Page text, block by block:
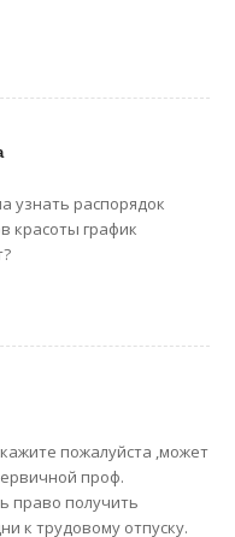
узнать распорядок
красоты график
пожалуйста ,может
проф.
право получить
к трудовому отпуску.